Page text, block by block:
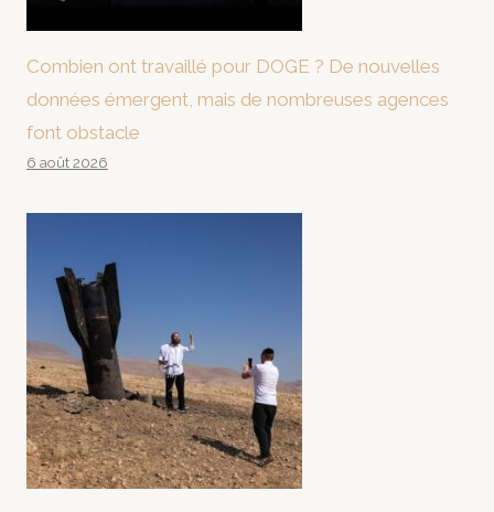
Combien ont travaillé pour DOGE ? De nouvelles
données émergent, mais de nombreuses agences
font obstacle
6 août 2026